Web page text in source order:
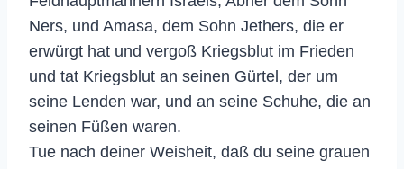
Ners, und Amasa, dem Sohn Jethers, die er
erwürgt hat und vergoß Kriegsblut im Frieden
und tat Kriegsblut an seinen Gürtel, der um
seine Lenden war, und an seine Schuhe, die an
seinen Füßen waren.
Tue nach deiner Weisheit, daß du seine grauen